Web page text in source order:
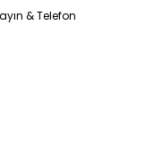
& Telefon